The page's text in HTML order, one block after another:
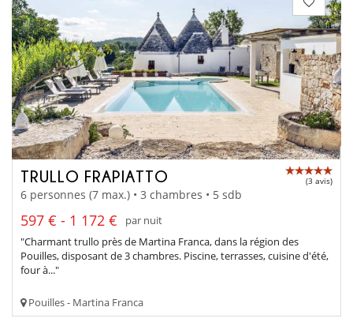
TRULLO FRAPIATTO (3 avis)
6 personnes (7 max.) • 3 chambres • 5 sdb
597 € - 1 172 €
par nuit
"Charmant trullo près de Martina Franca, dans la région des
Pouilles, disposant de 3 chambres. Piscine, terrasses, cuisine d'été,
four à..."
Pouilles - Martina Franca